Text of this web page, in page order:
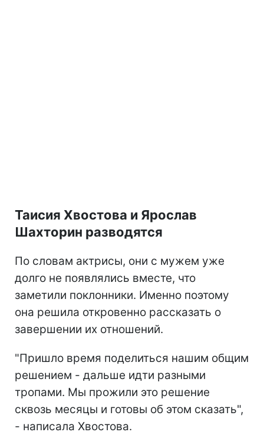
Таисия Хвостова и Ярослав
Шахторин разводятся
По словам актрисы, они с мужем уже
долго не появлялись вместе, что
заметили поклонники. Именно поэтому
она решила откровенно рассказать о
завершении их отношений.
"Пришло время поделиться нашим общим
решением - дальше идти разными
тропами. Мы прожили это решение
сквозь месяцы и готовы об этом сказать",
- написала Хвостова.